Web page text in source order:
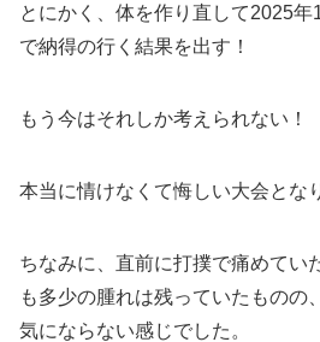
とにかく、体を作り直して2025
で納得の行く結果を出す！
もう今はそれしか考えられない！
本当に情けなくて悔しい大会とな
ちなみに、直前に打撲で痛めてい
も多少の腫れは残っていたものの
気にならない感じでした。